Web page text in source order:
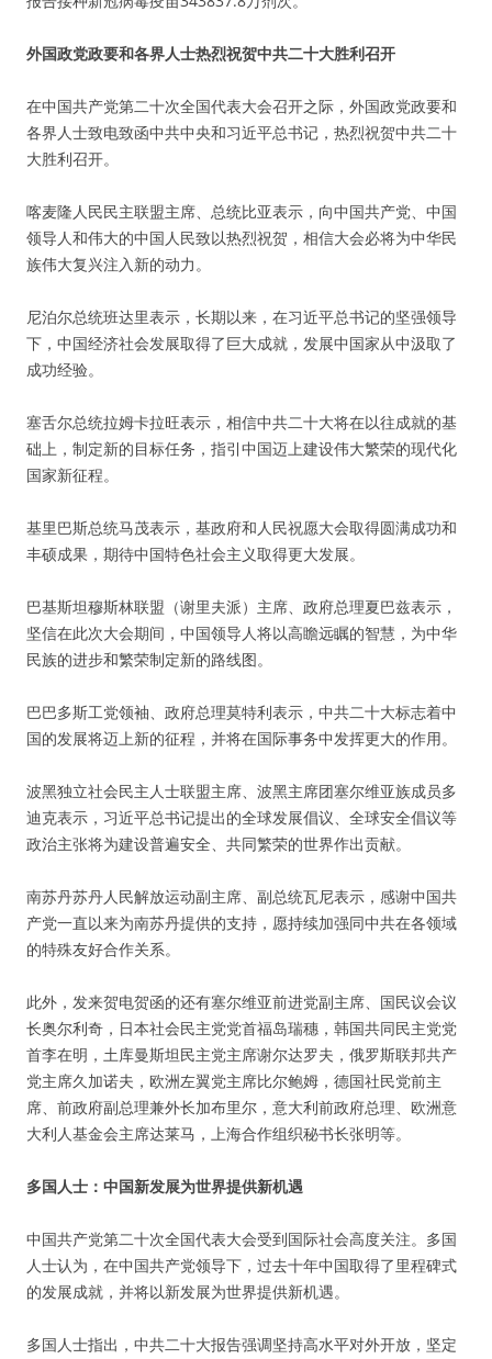
外国政党政要和各界人士热烈祝贺中共二十大胜利召开
在中国共产党第二十次全国代表大会召开之际，外国政党政要和
各界人士致电致函中共中央和习近平总书记，热烈祝贺中共二十
大胜利召开。
喀麦隆人民民主联盟主席、总统比亚表示，向中国共产党、中国
领导人和伟大的中国人民致以热烈祝贺，相信大会必将为中华民
族伟大复兴注入新的动力。
尼泊尔总统班达里表示，长期以来，在习近平总书记的坚强领导
下，中国经济社会发展取得了巨大成就，发展中国家从中汲取了
成功经验。
塞舌尔总统拉姆卡拉旺表示，相信中共二十大将在以往成就的基
础上，制定新的目标任务，指引中国迈上建设伟大繁荣的现代化
国家新征程。
基里巴斯总统马茂表示，基政府和人民祝愿大会取得圆满成功和
丰硕成果，期待中国特色社会主义取得更大发展。
巴基斯坦穆斯林联盟（谢里夫派）主席、政府总理夏巴兹表示，
坚信在此次大会期间，中国领导人将以高瞻远瞩的智慧，为中华
民族的进步和繁荣制定新的路线图。
巴巴多斯工党领袖、政府总理莫特利表示，中共二十大标志着中
国的发展将迈上新的征程，并将在国际事务中发挥更大的作用。
波黑独立社会民主人士联盟主席、波黑主席团塞尔维亚族成员多
迪克表示，习近平总书记提出的全球发展倡议、全球安全倡议等
政治主张将为建设普遍安全、共同繁荣的世界作出贡献。
南苏丹苏丹人民解放运动副主席、副总统瓦尼表示，感谢中国共
产党一直以来为南苏丹提供的支持，愿持续加强同中共在各领域
的特殊友好合作关系。
此外，发来贺电贺函的还有塞尔维亚前进党副主席、国民议会议
长奥尔利奇，日本社会民主党党首福岛瑞穗，韩国共同民主党党
首李在明，土库曼斯坦民主党主席谢尔达罗夫，俄罗斯联邦共产
党主席久加诺夫，欧洲左翼党主席比尔鲍姆，德国社民党前主
席、前政府副总理兼外长加布里尔，意大利前政府总理、欧洲意
大利人基金会主席达莱马，上海合作组织秘书长张明等。
多国人士：中国新发展为世界提供新机遇
中国共产党第二十次全国代表大会受到国际社会高度关注。多国
人士认为，在中国共产党领导下，过去十年中国取得了里程碑式
的发展成就，并将以新发展为世界提供新机遇。
多国人士指出，中共二十大报告强调坚持高水平对外开放，坚定